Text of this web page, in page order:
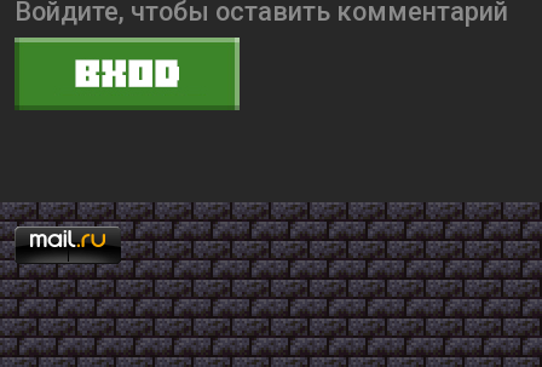
Войдите, чтобы оставить комментарий